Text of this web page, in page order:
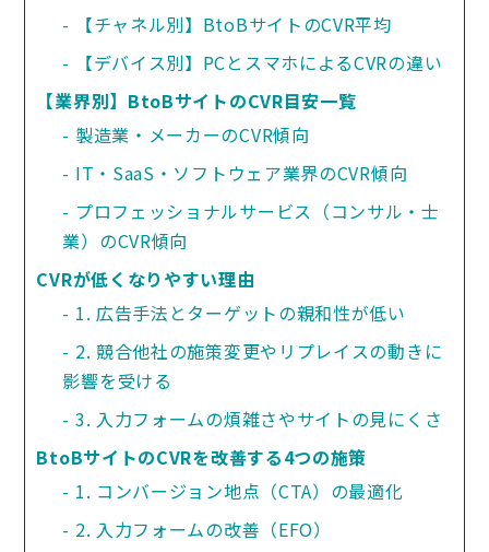
【チャネル別】BtoBサイトのCVR平均
【デバイス別】PCとスマホによるCVRの違い
【業界別】BtoBサイトのCVR目安一覧
製造業・メーカーのCVR傾向
IT・SaaS・ソフトウェア業界のCVR傾向
プロフェッショナルサービス（コンサル・士
業）のCVR傾向
CVRが低くなりやすい理由
1. 広告手法とターゲットの親和性が低い
2. 競合他社の施策変更やリプレイスの動きに
影響を受ける
3. 入力フォームの煩雑さやサイトの見にくさ
BtoBサイトのCVRを改善する4つの施策
1. コンバージョン地点（CTA）の最適化
2. 入力フォームの改善（EFO）